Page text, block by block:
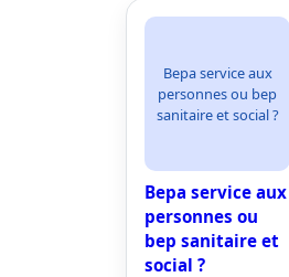
Bepa service aux
personnes ou bep
sanitaire et social ?
Bepa service aux
personnes ou
bep sanitaire et
social ?